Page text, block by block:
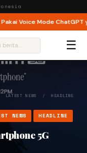
Voice Mode ChatGPT
☰
LATEST NEWS / HEADLINE
NEWS HEADLINE
5G